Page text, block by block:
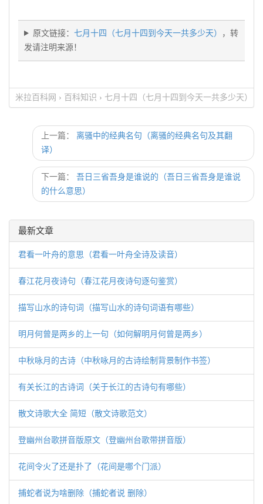
原文链接： 七月十四（七月十四到今天一共多少天）
，转
发请注明来源！
米拉百科网 › 百科知识 › 七月十四（七月十四到今天一共多少天）
上一篇：
离骚中的经典名句（离骚的经典名句及其翻
译）
下一篇：
吾日三省吾身是谁说的（吾日三省吾身是谁说
的什么意思）
最新文章
君看一叶舟的意思（君看一叶舟全诗及读音）
春江花月夜诗句（春江花月夜诗句逐句鉴赏）
描写山水的诗句词（描写山水的诗句词语有哪些）
明月何曾是两乡的上一句（如何解明月何曾是两乡）
中秋咏月的古诗（中秋咏月的古诗绘制背景制作书签）
有关长江的古诗词（关于长江的古诗句有哪些）
散文诗歌大全 简短（散文诗歌范文）
登幽州台歌拼音版原文（登幽州台歌带拼音版）
花间令火了还是扑了（花间是哪个门派）
捕蛇者说为啥删除（捕蛇者说 删除）